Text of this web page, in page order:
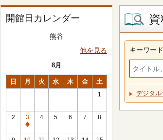
開館日カレンダー
熊谷
他を見る
8月
日 月 火 水 木 金 土
1
2
3
休
館
4 5 6 7 8
キーワー
デジタル